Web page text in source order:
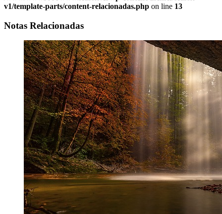
v1/template-parts/content-relacionadas.php on line 13
Notas Relacionadas